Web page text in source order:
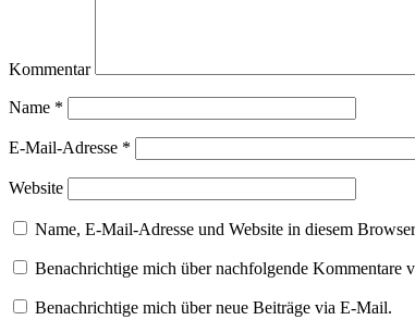
Kommentar
Name *
E-Mail-Adresse *
Website
Name, E-Mail-Adresse und Website in diesem
Benachrichtige mich über nachfolgende Kommentare
Benachrichtige mich über neue Beiträge via E-Mail.